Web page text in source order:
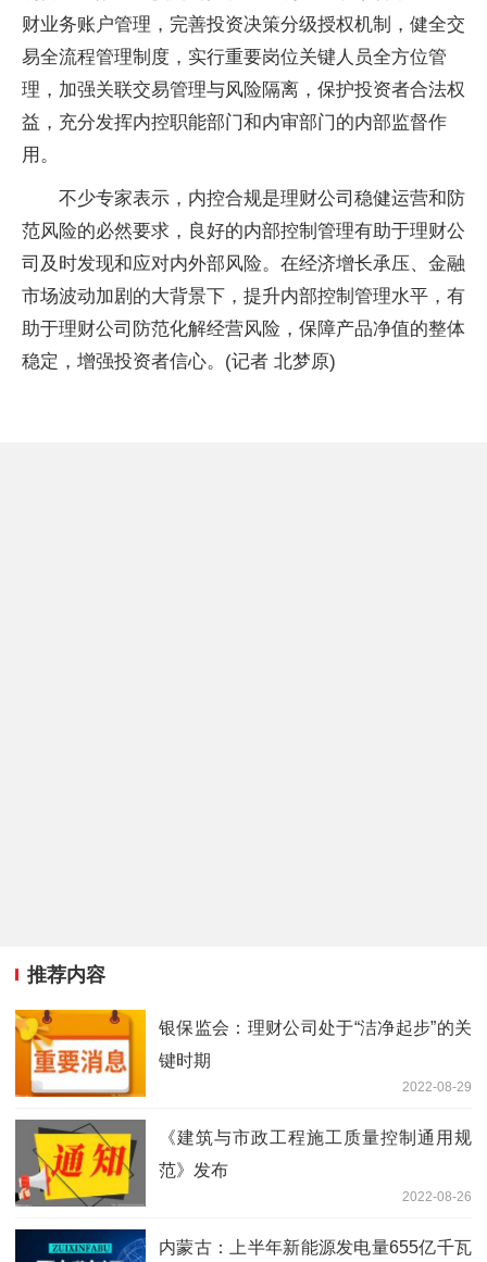
财业务账户管理，完善投资决策分级授权机制，健全交
易全流程管理制度，实行重要岗位关键人员全方位管
理，加强关联交易管理与风险隔离，保护投资者合法权
益，充分发挥内控职能部门和内审部门的内部监督作
用。
不少专家表示，内控合规是理财公司稳健运营和防
范风险的必然要求，良好的内部控制管理有助于理财公
司及时发现和应对内外部风险。在经济增长承压、金融
市场波动加剧的大背景下，提升内部控制管理水平，有
助于理财公司防范化解经营风险，保障产品净值的整体
稳定，增强投资者信心。(记者 北梦原)
推荐内容
银保监会：理财公司处于“洁净起步”的关
键时期
2022-08-29
《建筑与市政工程施工质量控制通用规
范》发布
2022-08-26
内蒙古：上半年新能源发电量655亿千瓦